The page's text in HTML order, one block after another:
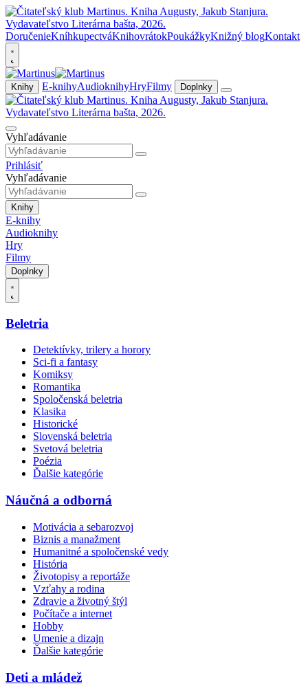
DoručenieKníhkupectváKnihovrátokPoukážkyKnižný blogKontakt
Knihy E-knihyAudioknihyHryFilmy Doplnky
Vyhľadávanie
Prihlásiť
Vyhľadávanie
Knihy
E-knihy
Audioknihy
Hry
Filmy
Doplnky
Beletria
Detektívky, trilery a horory
Sci-fi a fantasy
Komiksy
Romantika
Spoločenská beletria
Klasika
Historické
Slovenská beletria
Svetová beletria
Poézia
Ďalšie kategórie
Náučná a odborná
Motivácia a sebarozvoj
Biznis a manažment
Humanitné a spoločenské vedy
História
Životopisy a reportáže
Vzťahy a rodina
Zdravie a životný štýl
Počítače a internet
Hobby
Umenie a dizajn
Ďalšie kategórie
Deti a mládež